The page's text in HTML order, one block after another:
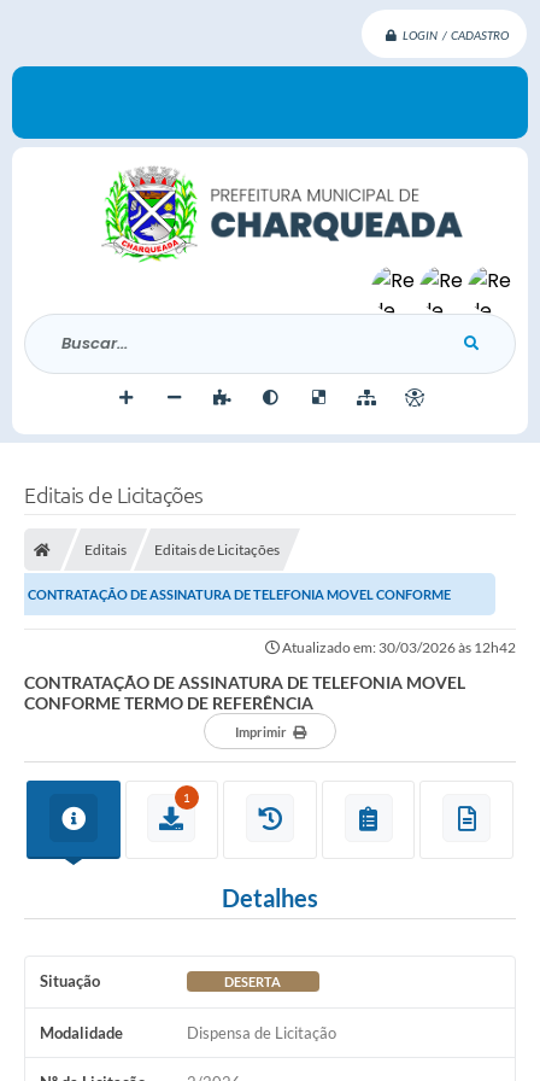
LOGIN / CADASTRO
Buscar...
Editais de Licitações
Editais Editais de Licitações
CONTRATAÇÃO DE ASSINATURA DE TELEFONIA MOVEL CONFORME
Atualizado em: 30/03/2026 às 12h42
CONTRATAÇÃO DE ASSINATURA DE TELEFONIA MOVEL
CONFORME TERMO DE REFERÊNCIA
Imprimir
1
Detalhes
Situação DESERTA
Modalidade Dispensa de Licitação